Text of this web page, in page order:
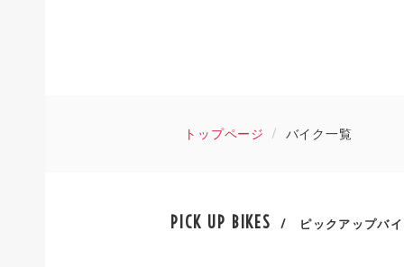
トップページ バイク一覧
PICK UP BIKES / ピックアップバ